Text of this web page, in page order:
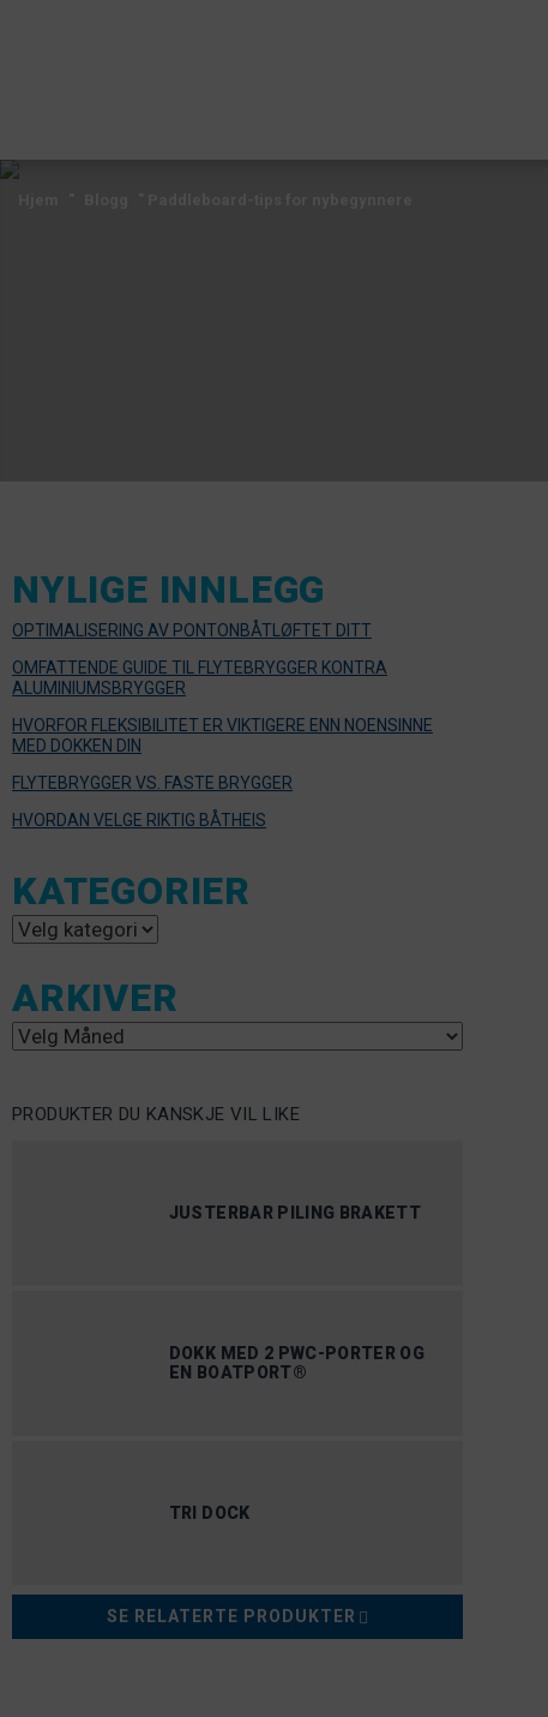
NYLIGE INNLEGG
OPTIMALISERING AV PONTONBÅTLØFTET DITT
OMFATTENDE GUIDE TIL FLYTEBRYGGER KONTRA
ALUMINIUMSBRYGGER
HVORFOR FLEKSIBILITET ER VIKTIGERE ENN NOENSINNE
MED DOKKEN DIN
FLYTEBRYGGER VS. FASTE BRYGGER
HVORDAN VELGE RIKTIG BÅTHEIS
KATEGORIER
Kategorier
ARKIVER
Arkiver
PRODUKTER DU KANSKJE VIL LIKE
JUSTERBAR PILING BRAKETT
DOKK MED 2 PWC-PORTER OG
EN BOATPORT®
TRI DOCK
SE RELATERTE PRODUKTER